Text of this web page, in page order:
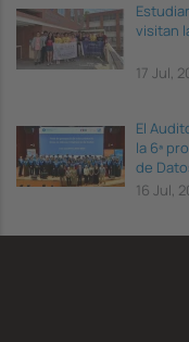
visitan
17 Jul,
El
la 6ª
de
16 Jul,